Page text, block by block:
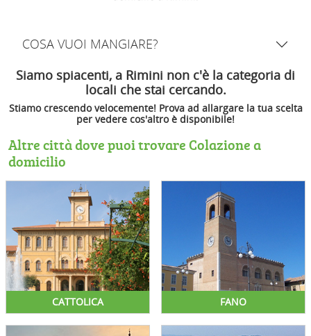
COSA VUOI MANGIARE?
Siamo spiacenti, a Rimini non c'è la categoria di
locali che stai cercando.
Stiamo crescendo velocemente! Prova ad allargare la tua scelta
per vedere cos'altro è disponibile!
Altre città dove puoi trovare Colazione a
domicilio
CATTOLICA FANO